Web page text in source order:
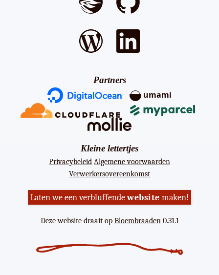
Partners
umami
Kleine lettertjes
Privacybeleid Algemene voorwaarden
Verwerkersovereenkomst
Laten we een verbluffendewebsite maken!
Deze website draait op Bloembraaden 0.31.1